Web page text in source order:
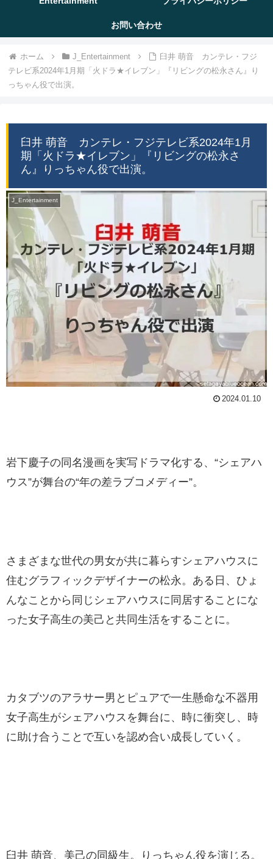
お問い合わせ
ホーム J_Entertainment
臼井 萌音 カンテレ・フジ
テレビ系2024年1月期「火ドラ★イレブン」『リビングの松永さん』り
っちゃん役で出演。
臼井 萌音 カンテレ・フジテレビ系2024年1月
期「火ドラ★イレブン」『リビングの松永さ
ん』りっちゃん役で出演。
J_Entertainment
2024.01.10
岩下慶子の同名漫画を実写ドラマ化する、“シェアハ
ウス”が舞台の“年の差ラブコメディー”。
さまざまな世代の男女が共に暮らすシェアハウスに
住むグラフィックデザイナーの松永。ある日、ひょ
んなことから同じシェアハウスに同居することにな
った女子高生の美己と共同生活をすることに。
カタブツのアラサー男とピュアで一生懸命な不器用
女子高生がシェアハウスを舞台に、時に衝突し、時
に助け合うことで互いを認め合い成長していく。
臼井 萌音、美己の同級生。りっちゃん役を演じる。